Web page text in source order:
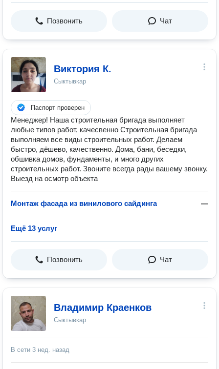
Позвонить Чат
Виктория К.
Сыктывкар
Паспорт проверен
Менеджер! Наша строительная бригада выполняет
любые типов работ, качесвенно Строительная бригада
выполняем все виды строительных работ. Делаем
быстро, дёшево, качественно. Дома, бани, беседки,
обшивка домов, фундаменты, и много других
строительных работ. Звоните всегда рады вашему звонку.
Выезд на осмотр объекта
Монтаж фасада из винилового сайдинга —
Ещё 13 услуг
Позвонить Чат
Владимир Краенков
Сыктывкар
В сети 3 нед. назад